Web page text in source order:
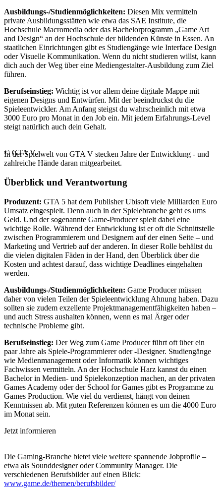
Ausbildungs-/Studienmöglichkeiten: Diesen Mix vermitteln
private Ausbildungsstätten wie etwa das SAE Institute, die
Hochschule Macromedia oder das Bachelorprogramm „Game Art
and Design“ an der Hochschule der bildenden Künste in Essen. An
staatlichen Einrichtungen gibt es Studiengänge wie Interface Design
oder Visuelle Kommunikation. Wenn du nicht studieren willst, kann
dich auch der Weg über eine Mediengestalter-Ausbildung zum Ziel
führen.
Berufseinstieg: Wichtig ist vor allem deine digitale Mappe mit
eigenen Designs und Entwürfen. Mit der beeindruckst du die
Spieleentwickler. Am Anfang steigst du wahrscheinlich mit etwa
3000 Euro pro Monat in den Job ein. Mit jedem Erfahrungs-Level
steigt natürlich auch dein Gehalt.
© GTA V
In der Spielwelt von GTA V stecken Jahre der Entwicklung - und
zahlreiche Hände daran mitgearbeitet.
Überblick und Verantwortung
Produzent: GTA 5 hat dem Publisher Ubisoft viele Milliarden Euro
Umsatz eingespielt. Denn auch in der Spielebranche geht es ums
Geld. Und der sogenannte Game-Producer spielt dabei eine
wichtige Rolle. Während der Entwicklung ist er oft die Schnittstelle
zwischen Programmierern und Designern auf der einen Seite – und
Marketing und Vertrieb auf der anderen. In dieser Rolle behältst du
die vielen digitalen Fäden in der Hand, den Überblick über die
Kosten und achtest darauf, dass wichtige Deadlines eingehalten
werden.
Ausbildungs-/Studienmöglichkeiten: Game Producer müssen
daher von vielen Teilen der Spieleentwicklung Ahnung haben. Dazu
sollten sie zudem exzellente Projektmanagementfähigkeiten haben –
und auch Stress aushalten können, wenn es mal Ärger oder
technische Probleme gibt.
Berufseinstieg: Der Weg zum Game Producer führt oft über ein
paar Jahre als Spiele-Programmierer oder -Designer. Studiengänge
wie Medienmanagement oder Informatik können wichtiges
Fachwissen vermitteln. An der Hochschule Harz kannst du einen
Bachelor in Medien- und Spielekonzeption machen, an der privaten
Games Academy oder der School for Games gibt es Programme zu
Games Production. Wie viel du verdienst, hängt von deinen
Kenntnissen ab. Mit guten Referenzen können es um die 4000 Euro
im Monat sein.
Jetzt informieren
Die Gaming-Branche bietet viele weitere spannende Jobprofile –
etwa als Sounddesigner oder Community Manager. Die
verschiedenen Berufsbilder auf einen Blick:
www.game.de/themen/berufsbilder/